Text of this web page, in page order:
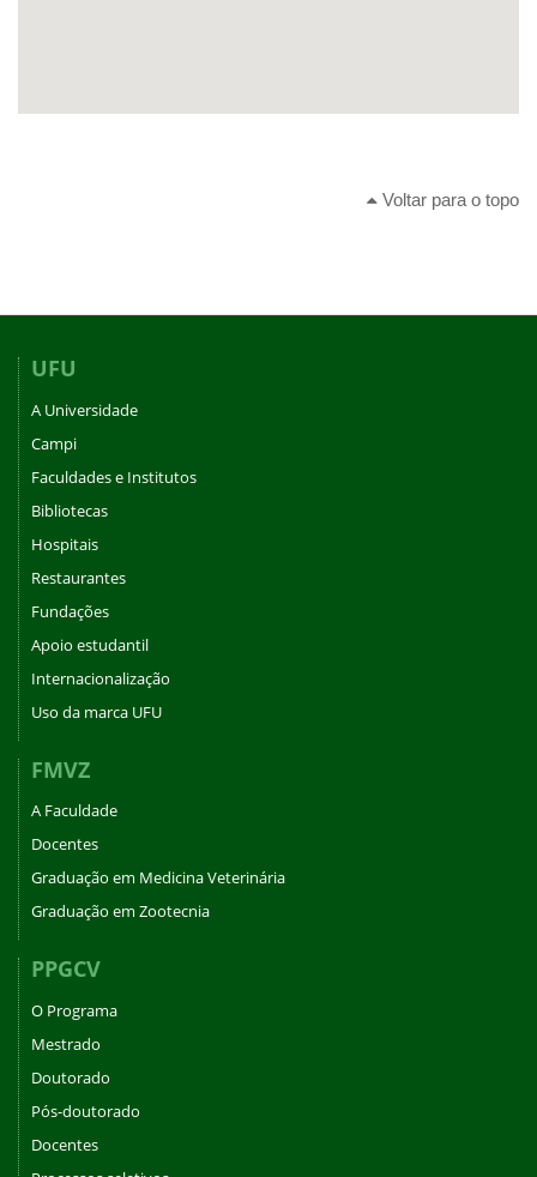
Voltar para o topo
UFU
A Universidade
Campi
Faculdades e Institutos
Bibliotecas
Hospitais
Restaurantes
Fundações
Apoio estudantil
Internacionalização
Uso da marca UFU
FMVZ
A Faculdade
Docentes
Graduação em Medicina Veterinária
Graduação em Zootecnia
PPGCV
O Programa
Mestrado
Doutorado
Pós-doutorado
Docentes